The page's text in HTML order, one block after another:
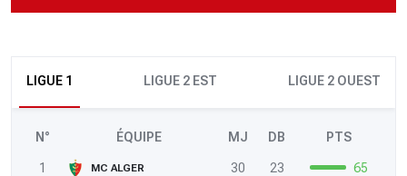
LIGUE 1 LIGUE 2 EST LIGUE 2 OUEST
N° ÉQUIPE MJ DB PTS
1 MC ALGER 30 23
65